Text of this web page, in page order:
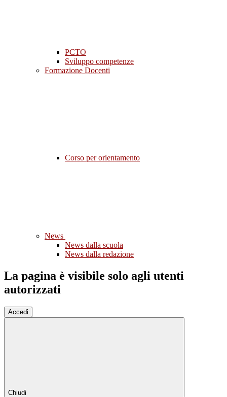
PCTO
Sviluppo competenze
Formazione Docenti
Corso per orientamento
News
News dalla scuola
News dalla redazione
La pagina è visibile solo agli utenti
autorizzati
Accedi
Chiudi